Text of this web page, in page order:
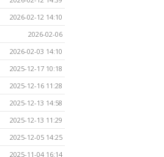
2026-02-12 14:10
2026-02-06
2026-02-03 14:10
2025-12-17 10:18
2025-12-16 11:28
2025-12-13 14:58
2025-12-13 11:29
2025-12-05 14:25
2025-11-04 16:14